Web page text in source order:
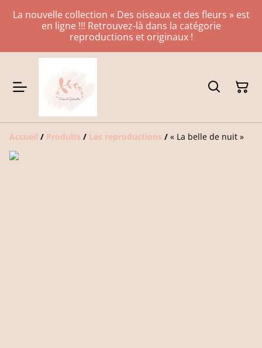
La nouvelle collection « Des oiseaux et des fleurs » est
en ligne !!! Retrouvez-là dans la catégorie
reproductions et originaux !
Accueil / Produits / Les reproductions / « La belle de nuit »